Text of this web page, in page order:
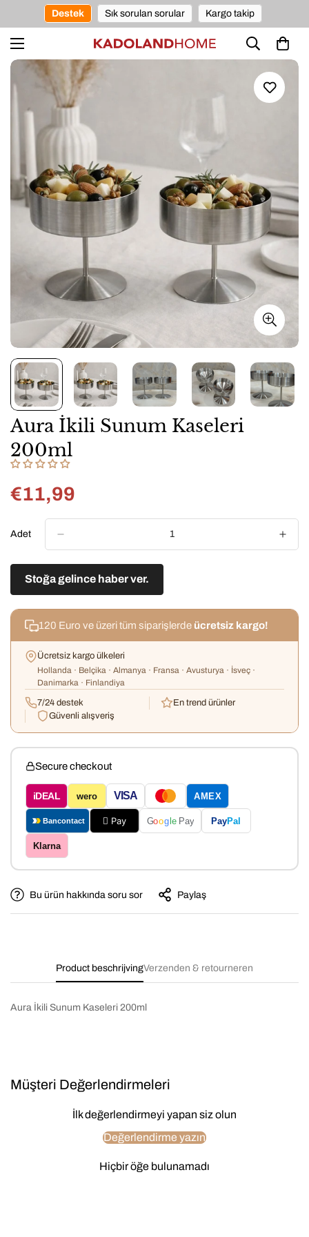
Destek Sık sorulan sorular Kargo takip
Aura İkili Sunum Kaseleri
200ml
Normal
€11,99
Adet
Stoğa gelince haber ver.
120 Euro ve üzeri tüm siparişlerde ücretsiz kargo!
Ücretsiz kargo ülkeleri
Hollanda · Belçika · Almanya · Fransa · Avusturya · İsveç ·
Danimarka · Finlandiya
7/24 destek
En trend ürünler
Güvenli alışveriş
Secure checkout
iDEAL wero VISA AMEX
Bancontact  Pay Goog le Pay PayPal
Klarna
Bu ürün hakkında soru sor Paylaş
Product beschrijvingVerzenden & retourneren
Aura İkili Sunum Kaseleri 200ml
Müşteri Değerlendirmeleri
İlk değerlendirmeyi yapan siz olun
Değerlendirme yazın
Hiçbir öğe bulunamadı